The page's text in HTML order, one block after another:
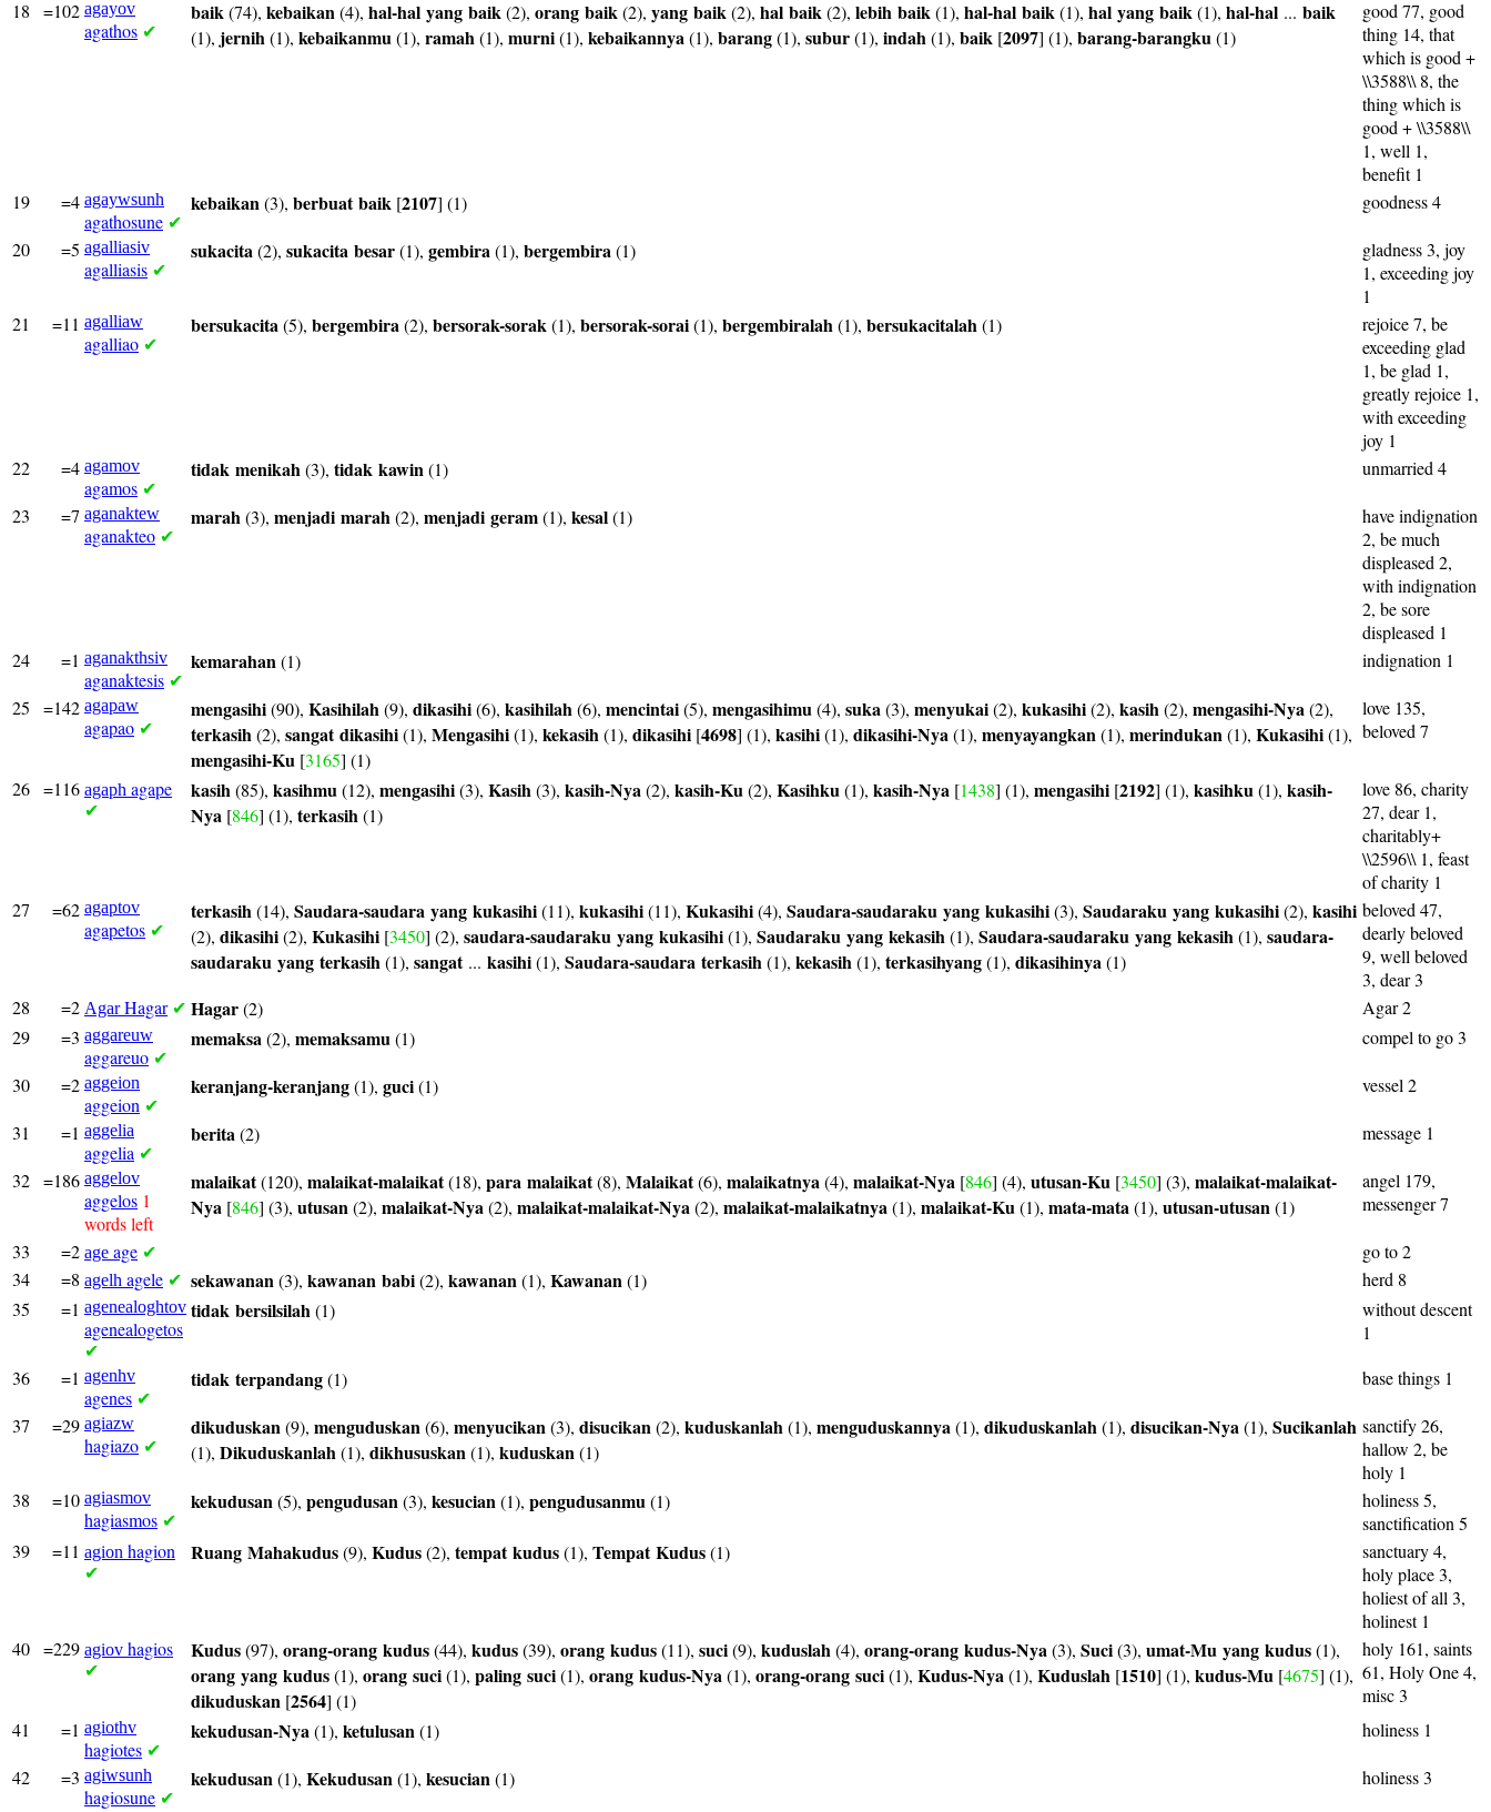
18 =102 agayov
agathos ✔
baik(74), kebaikan(4), hal-hal yang baik(2), orang baik(2), yang baik(2), hal baik(2), lebih baik(1), hal-hal baik(1), hal yang baik(1), hal-hal ... baik
(1), jernih(1), kebaikanmu(1), ramah(1), murni(1), kebaikannya(1), barang(1), subur(1), indah(1), baik [2097] (1), barang-barangku(1)
good 77, good
thing 14, that
which is good +
\\3588\\ 8, the
thing which is
good + \\3588\\
1, well 1,
benefit 1
19
=4 agaywsunh
agathosune ✔
kebaikan(3), berbuat baik [2107] (1) goodness 4
20 =5 agalliasiv
agalliasis ✔
sukacita(2), sukacita besar(1), gembira(1), bergembira(1)
gladness 3, joy
1, exceeding joy
1
21
=11 agalliaw
agalliao ✔
bersukacita(5), bergembira(2), bersorak-sorak(1), bersorak-sorai(1), bergembiralah(1), bersukacitalah(1)
rejoice 7, be
exceeding glad
1, be glad 1,
greatly rejoice 1,
with exceeding
joy 1
22
=4 agamov
agamos ✔
tidak menikah(3), tidak kawin(1) unmarried 4
23 =7 aganaktew
aganakteo ✔
marah(3), menjadi marah(2), menjadi geram(1), kesal(1)
have indignation
2, be much
displeased 2,
with indignation
2, be sore
displeased 1
24
=1 aganakthsiv
aganaktesis ✔
kemarahan(1) indignation 1
25 =142 agapaw
agapao ✔
mengasihi(90), Kasihilah(9), dikasihi(6), kasihilah(6), mencintai(5), mengasihimu(4), suka(3), menyukai(2), kukasihi(2), kasih(2), mengasihi-Nya(2),
terkasih(2), sangat dikasihi(1), Mengasihi(1), kekasih(1), dikasihi [4698] (1), kasihi(1), dikasihi-Nya(1), menyayangkan(1), merindukan(1), Kukasihi(1),
mengasihi-Ku [3165] (1)
love 135,
beloved 7
26 =116 agaph agape
✔
kasih(85), kasihmu(12), mengasihi(3), Kasih(3), kasih-Nya(2), kasih-Ku(2), Kasihku(1), kasih-Nya [1438] (1), mengasihi [2192] (1), kasihku(1), kasih-
Nya [846] (1), terkasih(1)
love 86, charity
27, dear 1,
charitably+
\\2596\\ 1, feast
of charity 1
27
=62 agaptov
agapetos ✔
terkasih(14), Saudara-saudara yang kukasihi(11), kukasihi(11), Kukasihi(4), Saudara-saudaraku yang kukasihi(3), Saudaraku yang kukasihi(2), kasihi
(2), dikasihi(2), Kukasihi [3450] (2), saudara-saudaraku yang kukasihi(1), Saudaraku yang kekasih(1), Saudara-saudaraku yang kekasih(1), saudara-
saudaraku yang terkasih(1), sangat... kasihi(1), Saudara-saudara terkasih(1), kekasih(1), terkasihyang(1), dikasihinya(1)
beloved 47,
dearly beloved
9, well beloved
3, dear 3
28
=2 AgarHagar ✔ Hagar(2)
Agar 2
29
=3 aggareuw
aggareuo ✔
memaksa(2), memaksamu(1) compel to go 3
30 =2 aggeion
aggeion ✔
keranjang-keranjang(1), guci(1) vessel 2
31 =1 aggelia
aggelia ✔
berita(2) message 1
32 =186 aggelov
aggelos 1
words left
malaikat(120), malaikat-malaikat(18), para malaikat(8), Malaikat(6), malaikatnya(4), malaikat-Nya [846] (4), utusan-Ku [3450] (3), malaikat-malaikat-
Nya [846] (3), utusan(2), malaikat-Nya(2), malaikat-malaikat-Nya(2), malaikat-malaikatnya(1), malaikat-Ku(1), mata-mata(1), utusan-utusan(1)
angel 179,
messenger 7
33 =2 age age ✔
go to 2
34
=8 agelh agele ✔ sekawanan(3), kawanan babi(2), kawanan(1), Kawanan(1)
herd 8
35
=1 agenealoghtov
agenealogetos
✔
tidak bersilsilah(1)
without descent
1
36
=1 agenhv
agenes ✔
tidak terpandang(1) base things 1
37 =29 agiazw
hagiazo ✔
dikuduskan(9), menguduskan(6), menyucikan(3), disucikan(2), kuduskanlah(1), menguduskannya(1), dikuduskanlah(1), disucikan-Nya(1), Sucikanlah
(1), Dikuduskanlah(1), dikhususkan(1), kuduskan(1)
sanctify 26,
hallow 2, be
holy 1
38
=10 agiasmov
hagiasmos ✔
kekudusan(5), pengudusan(3), kesucian(1), pengudusanmu(1)
holiness 5,
sanctification 5
39
=11 agion hagion
✔
Ruang Mahakudus(9), Kudus(2), tempat kudus(1), Tempat Kudus(1)
sanctuary 4,
holy place 3,
holiest of all 3,
holinest 1
40 =229 agiov hagios
✔
Kudus(97), orang-orang kudus(44), kudus(39), orang kudus(11), suci(9), kuduslah(4), orang-orang kudus-Nya(3), Suci(3), umat-Mu yang kudus(1),
orang yang kudus(1), orang suci(1), paling suci(1), orang kudus-Nya(1), orang-orang suci(1), Kudus-Nya(1), Kuduslah [1510] (1), kudus-Mu [4675] (1),
dikuduskan [2564] (1)
holy 161, saints
61, Holy One 4,
misc 3
41
=1 agiothv
hagiotes ✔
kekudusan-Nya(1), ketulusan(1) holiness 1
42 =3 agiwsunh
hagiosune ✔
kekudusan(1), Kekudusan(1), kesucian(1) holiness 3